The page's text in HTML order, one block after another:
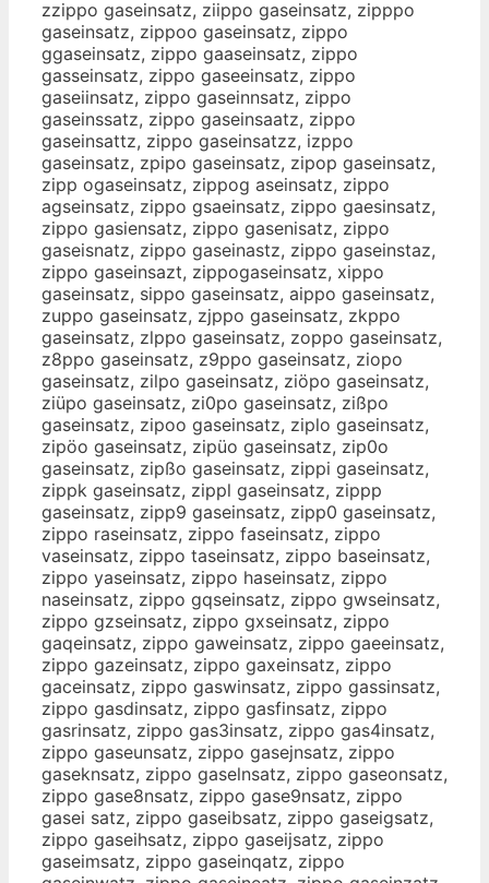
zzippo gaseinsatz, ziippo gaseinsatz, zipppo
gaseinsatz, zippoo gaseinsatz, zippo
ggaseinsatz, zippo gaaseinsatz, zippo
gasseinsatz, zippo gaseeinsatz, zippo
gaseiinsatz, zippo gaseinnsatz, zippo
gaseinssatz, zippo gaseinsaatz, zippo
gaseinsattz, zippo gaseinsatzz, izppo
gaseinsatz, zpipo gaseinsatz, zipop gaseinsatz,
zipp ogaseinsatz, zippog aseinsatz, zippo
agseinsatz, zippo gsaeinsatz, zippo gaesinsatz,
zippo gasiensatz, zippo gasenisatz, zippo
gaseisnatz, zippo gaseinastz, zippo gaseinstaz,
zippo gaseinsazt, zippogaseinsatz, xippo
gaseinsatz, sippo gaseinsatz, aippo gaseinsatz,
zuppo gaseinsatz, zjppo gaseinsatz, zkppo
gaseinsatz, zlppo gaseinsatz, zoppo gaseinsatz,
z8ppo gaseinsatz, z9ppo gaseinsatz, ziopo
gaseinsatz, zilpo gaseinsatz, ziöpo gaseinsatz,
ziüpo gaseinsatz, zi0po gaseinsatz, zißpo
gaseinsatz, zipoo gaseinsatz, ziplo gaseinsatz,
zipöo gaseinsatz, zipüo gaseinsatz, zip0o
gaseinsatz, zipßo gaseinsatz, zippi gaseinsatz,
zippk gaseinsatz, zippl gaseinsatz, zippp
gaseinsatz, zipp9 gaseinsatz, zipp0 gaseinsatz,
zippo raseinsatz, zippo faseinsatz, zippo
vaseinsatz, zippo taseinsatz, zippo baseinsatz,
zippo yaseinsatz, zippo haseinsatz, zippo
naseinsatz, zippo gqseinsatz, zippo gwseinsatz,
zippo gzseinsatz, zippo gxseinsatz, zippo
gaqeinsatz, zippo gaweinsatz, zippo gaeeinsatz,
zippo gazeinsatz, zippo gaxeinsatz, zippo
gaceinsatz, zippo gaswinsatz, zippo gassinsatz,
zippo gasdinsatz, zippo gasfinsatz, zippo
gasrinsatz, zippo gas3insatz, zippo gas4insatz,
zippo gaseunsatz, zippo gasejnsatz, zippo
gaseknsatz, zippo gaselnsatz, zippo gaseonsatz,
zippo gase8nsatz, zippo gase9nsatz, zippo
gasei satz, zippo gaseibsatz, zippo gaseigsatz,
zippo gaseihsatz, zippo gaseijsatz, zippo
gaseimsatz, zippo gaseinqatz, zippo